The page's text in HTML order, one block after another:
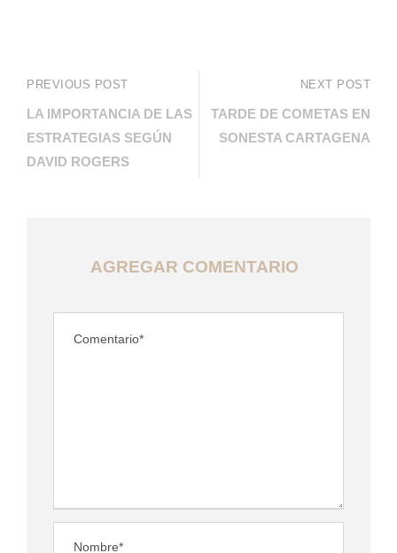
PREVIOUS POST
LA IMPORTANCIA DE LAS
ESTRATEGIAS SEGÚN
DAVID ROGERS
NEXT POST
TARDE DE COMETAS EN
SONESTA CARTAGENA
AGREGAR COMENTARIO